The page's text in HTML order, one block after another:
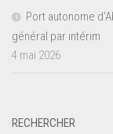
Port autonome
général par intérim
4 mai 2026
RECHERCHER